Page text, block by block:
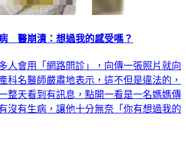
醫崩潰：想過我的感受嗎？
人會用「網路問診」，向傳一張照片就向
科名醫師嚴肅地表示，這不但是違法的，
整天看到有訊息，點開一看是一名媽媽傳
沒有生病，讓他十分無奈「你有想過我的